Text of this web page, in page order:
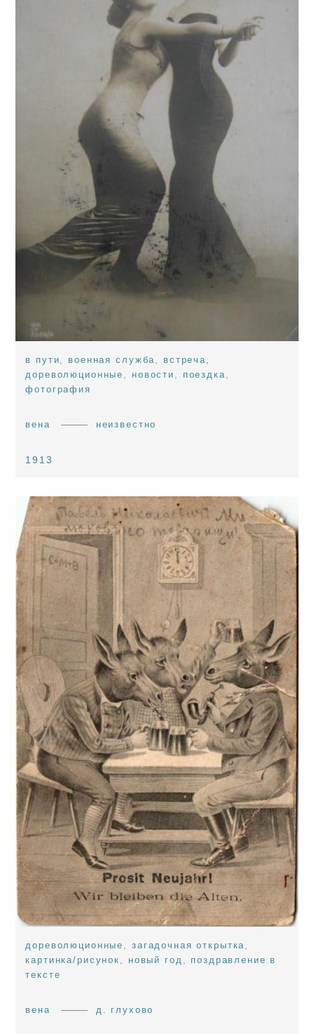
в пути военная служба встреча
дореволюционные
новости поездка
фотография
вена неизвестно
1913
дореволюционные , загадочная открытка,
картинка/рисунок , новый год , поздравление в
тексте
вена д. глухово